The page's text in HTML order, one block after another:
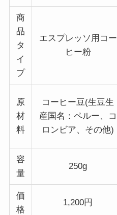
商
品
タ
イ
プ
エスプレッソ用コー
ヒー粉
原
材
料
コーヒー豆(生豆生
産国名：ペルー、コ
ロンビア、その他)
容
量
250g
価
格
1,200円